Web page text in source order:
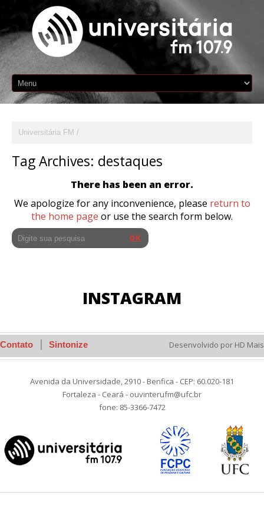
Universitária FM
Tag Archives: destaques
There has been an error.
We apologize for any inconvenience, please return to
the home page or use the search form below.
INSTAGRAM
Contato Sintonize Desenvolvido por HD Mais
Avenida da Universidade, 2910 - Benfica - CEP: 60.020-181
Fortaleza - Ceará - ouvinterufm@ufc.br
fone: 85-3366-7472